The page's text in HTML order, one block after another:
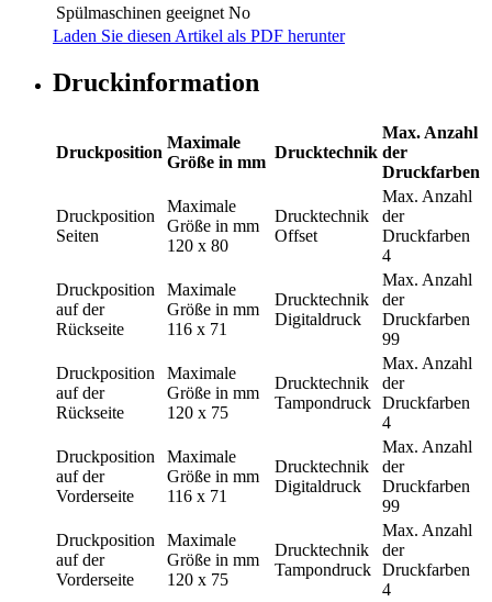
Spülmaschinen geeignet No
Laden Sie diesen Artikel als PDF herunter
Druckinformation
Druckposition
Maximale
Größe in mm
Drucktechnik
Max. Anzahl
der
Druckfarben
Druckposition
Seiten
Maximale
Größe in mm
120 x 80
Drucktechnik
Offset
Max. Anzahl
der
Druckfarben
4
Druckposition
auf der
Rückseite
Maximale
Größe in mm
116 x 71
Drucktechnik
Digitaldruck
Max. Anzahl
der
Druckfarben
99
Druckposition
auf der
Rückseite
Maximale
Größe in mm
120 x 75
Drucktechnik
Tampondruck
Max. Anzahl
der
Druckfarben
4
Druckposition
auf der
Vorderseite
Maximale
Größe in mm
116 x 71
Drucktechnik
Digitaldruck
Max. Anzahl
der
Druckfarben
99
Druckposition
auf der
Vorderseite
Maximale
Größe in mm
120 x 75
Drucktechnik
Tampondruck
Max. Anzahl
der
Druckfarben
4